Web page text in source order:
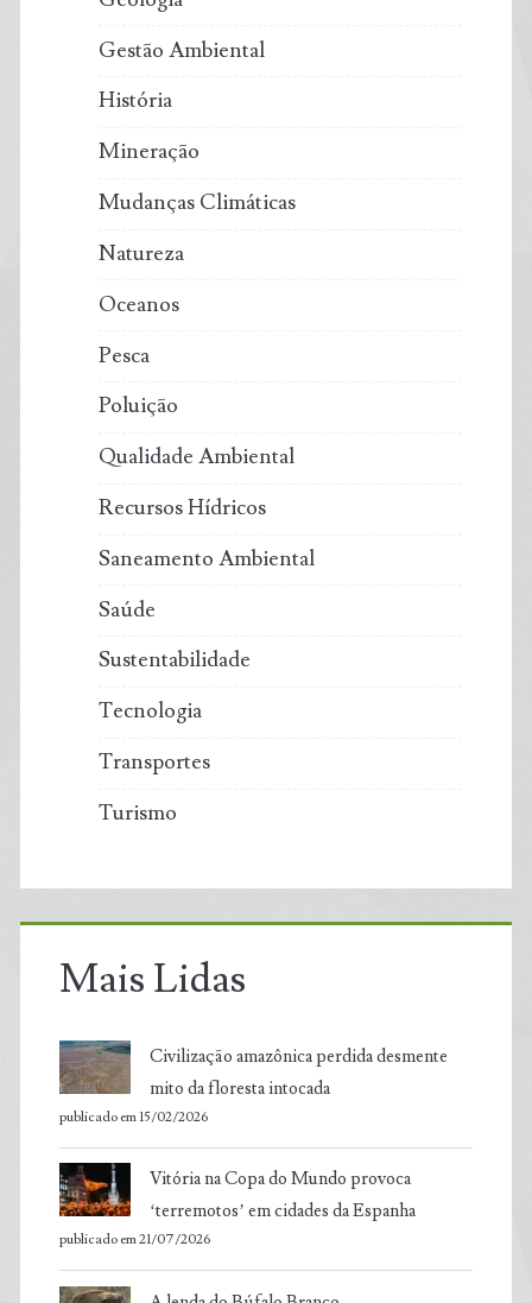
Gestão Ambiental
História
Mineração
Mudanças Climáticas
Natureza
Oceanos
Pesca
Poluição
Qualidade Ambiental
Recursos Hídricos
Saneamento Ambiental
Saúde
Sustentabilidade
Tecnologia
Transportes
Turismo
Mais Lidas
Civilização amazônica perdida desmente
mito da floresta intocada
publicado em 15/02/2026
Vitória na Copa do Mundo provoca
‘terremotos’ em cidades da Espanha
publicado em 21/07/2026